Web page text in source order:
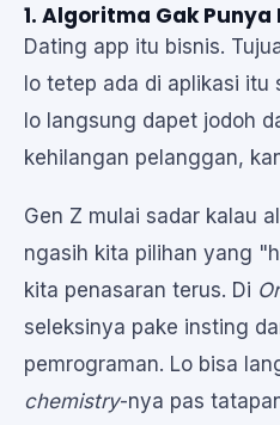
1. Algoritma Gak Punya
Dating app itu bisnis.
lo tetep ada di aplikasi itu
lo langsung dapet jodoh
kehilangan pelanggan,
Gen Z mulai sadar kalau
ngasih kita pilihan yang
kita penasaran terus. Di
seleksinya pake insting
pemrograman. Lo bisa
chemistry-nya pas